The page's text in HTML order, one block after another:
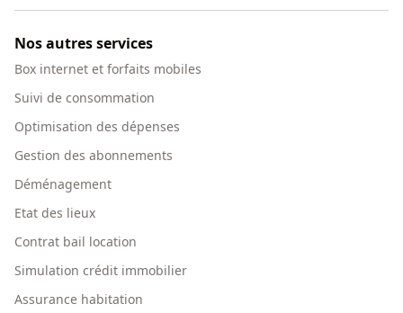
Nos autres services
Box internet et forfaits mobiles
Suivi de consommation
Optimisation des dépenses
Gestion des abonnements
Déménagement
Etat des lieux
Contrat bail location
Simulation crédit immobilier
Assurance habitation